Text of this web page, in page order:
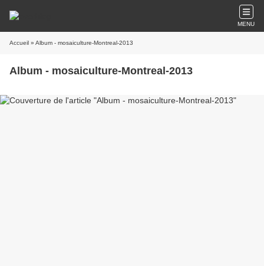
MENU
Accueil » Album - mosaiculture-Montreal-2013
Album - mosaiculture-Montreal-2013